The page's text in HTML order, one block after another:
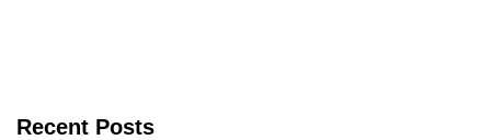
Recent Posts